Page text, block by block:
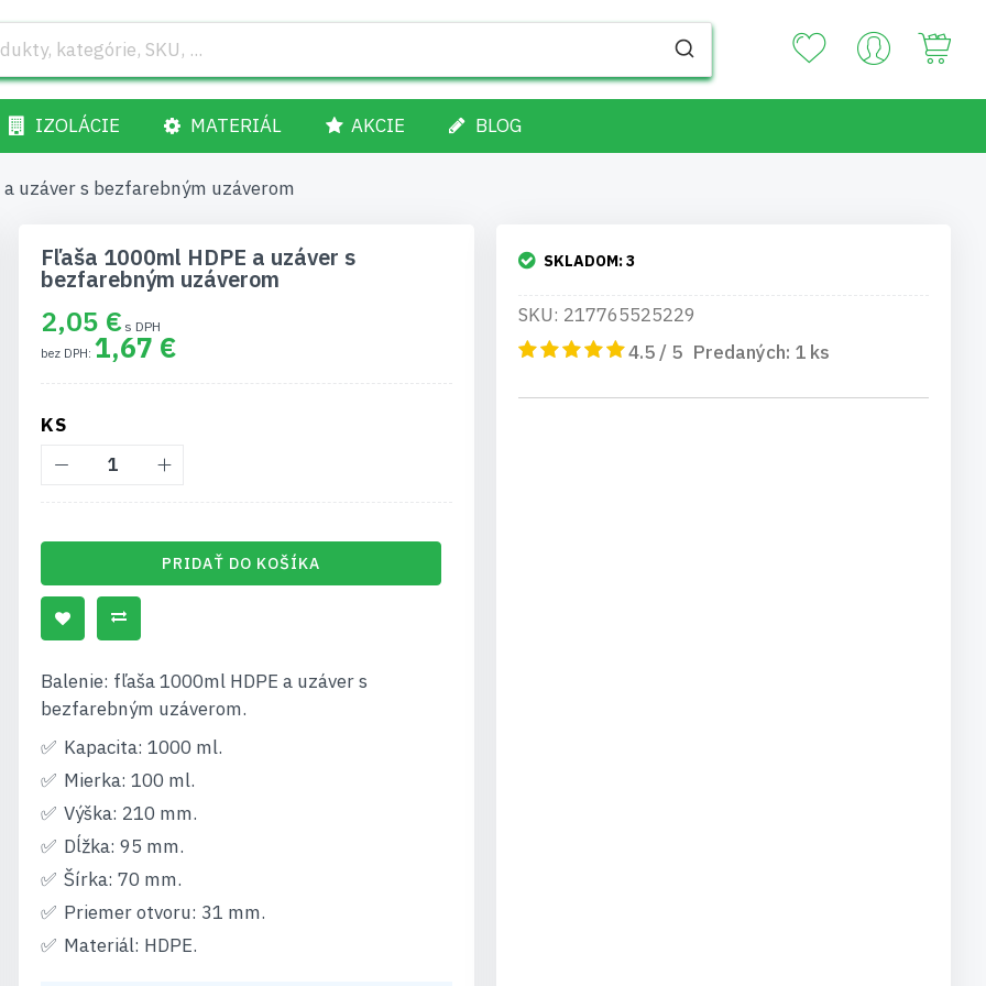
IZOLÁCIE MATERIÁL AKCIE BLOG
uzáver s bezfarebným uzáverom
Fľaša 1000ml HDPE a uzáver s
bezfarebným uzáverom
2,05 €
1,67 €
KS
PRIDAŤ DO KOŠÍKA
Balenie: fľaša 1000ml HDPE a uzáver s
bezfarebným uzáverom.
Kapacita: 1000 ml.
Mierka: 100 ml.
Výška: 210 mm.
Dĺžka: 95 mm.
Šírka: 70 mm.
Priemer otvoru: 31 mm.
Materiál: HDPE.
SKLADOM:3
SKU: 217765525229
4.5 / 5 Predaných: 1ks